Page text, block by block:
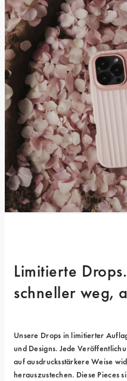
Limitierte
schneller weg,
Unsere Drops in limitierter
und Designs. Jede
auf ausdrucksstärkere Weise
herauszustechen. Diese Pieces